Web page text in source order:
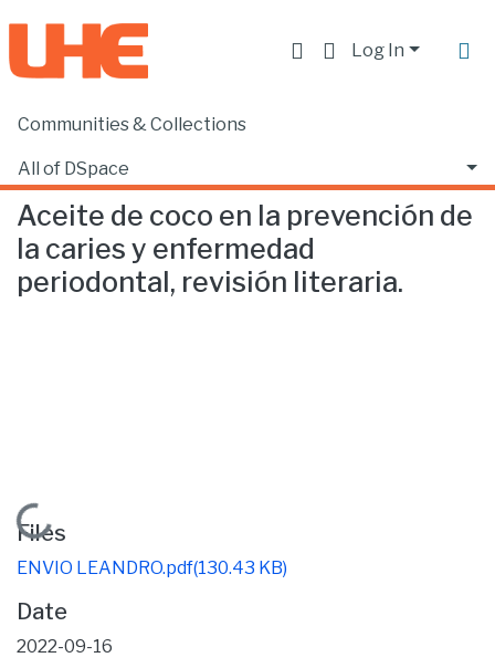
Log In
Communities & Collections
All of DSpace
Statistics
Home
Aceite de coco en la prevención de
la caries y enfermedad
periodontal, revisión literaria.
Loading...
Files
ENVIO LEANDRO.pdf(130.43 KB)
Date
2022-09-16